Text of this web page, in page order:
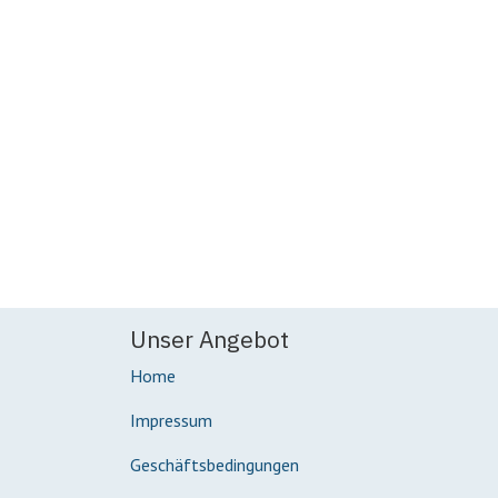
Unser Angebot
Home
Impressum
Geschäftsbedingungen